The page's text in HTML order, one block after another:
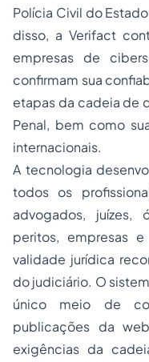
Polícia Civil do
disso, a Verifact
empresas de
confirmam sua
etapas da cadeia de
Penal, bem como
internacionais.
A tecnologia
todos os
advogados, juízes,
peritos, empresas
validade jurídica
do judiciário. O
único meio de
publicações da
exigências da